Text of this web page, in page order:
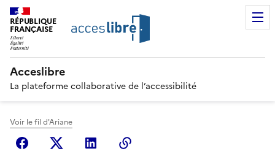
RÉPUBLIQUE
FRANÇAISE
Acceslibre
La plateforme collaborative de l’accessibilité
Voir le fil d'Ariane
FacebookX (anciennement Twitter)
Linkedin